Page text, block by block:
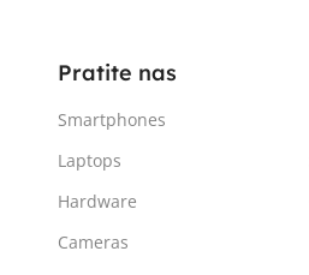
Pratite nas
Smartphones
Laptops
Hardware
Cameras